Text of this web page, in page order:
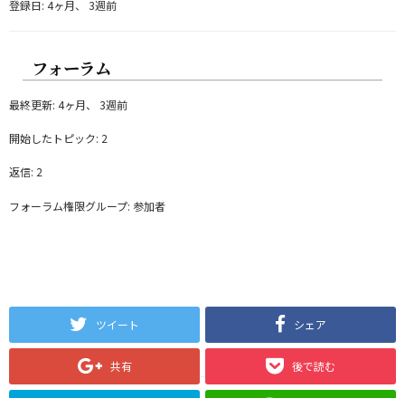
登録日: 4ヶ月、 3週前
フォーラム
最終更新: 4ヶ月、 3週前
開始したトピック: 2
返信: 2
フォーラム権限グループ: 参加者
ツイート シェア
共有 後で読む